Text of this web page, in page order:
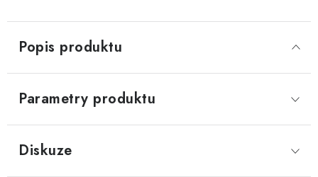
Popis produktu
Parametry produktu
Diskuze